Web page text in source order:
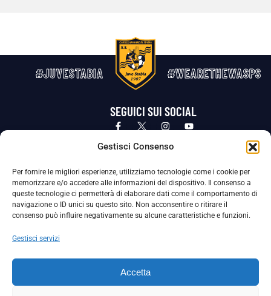
Gestisci Consenso
Per fornire le migliori esperienze, utilizziamo tecnologie come i cookie per
memorizzare e/o accedere alle informazioni del dispositivo. Il consenso a
queste tecnologie ci permetterà di elaborare dati come il comportamento di
navigazione o ID unici su questo sito. Non acconsentire o ritirare il
consenso può influire negativamente su alcune caratteristiche e funzioni.
Gestisci servizi
Accetta
#JUVESTABIA #WEARETHEWASPS
SEGUICI SUI SOCIAL
Privacy Policy Cookie Policy
La Società ha nominato il Responsabile della Protezione dei Dati Personali (DPO), figura specializzata che vigila sulle modalità
adottate dalla nostra Società per tutelare i Suoi dati personali.
Per contattare il DPO può scrivere a